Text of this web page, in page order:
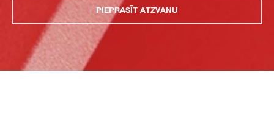
PIEPRASĪT ATZVANU